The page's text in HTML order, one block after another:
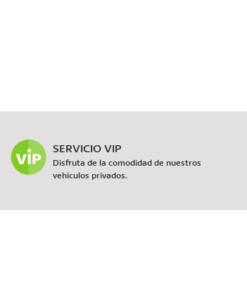
SERVICIO VIP
Disfruta de la comodidad de nuestros
vehículos privados.